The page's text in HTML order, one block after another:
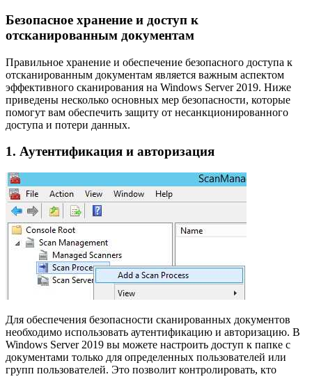
Безопасное хранение и доступ к
отсканированным документам
Правильное хранение и обеспечение безопасного доступа к
отсканированным документам является важным аспектом
эффективного сканирования на Windows Server 2019. Ниже
приведены несколько основных мер безопасности, которые
помогут вам обеспечить защиту от несанкционированного
доступа и потери данных.
1. Аутентификация и авторизация
Для обеспечения безопасности сканированных документов
необходимо использовать аутентификацию и авторизацию. В
Windows Server 2019 вы можете настроить доступ к папке с
документами только для определенных пользователей или
групп пользователей. Это позволит контролировать, кто